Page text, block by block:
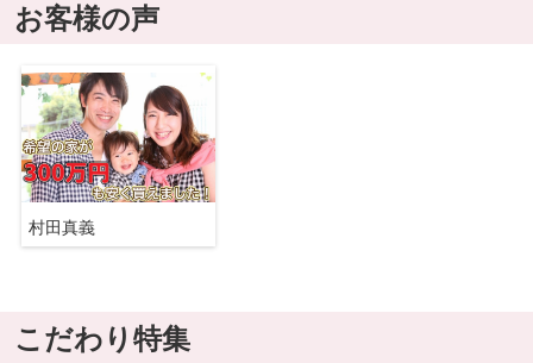
お客様の声
村田真義
こだわり特集